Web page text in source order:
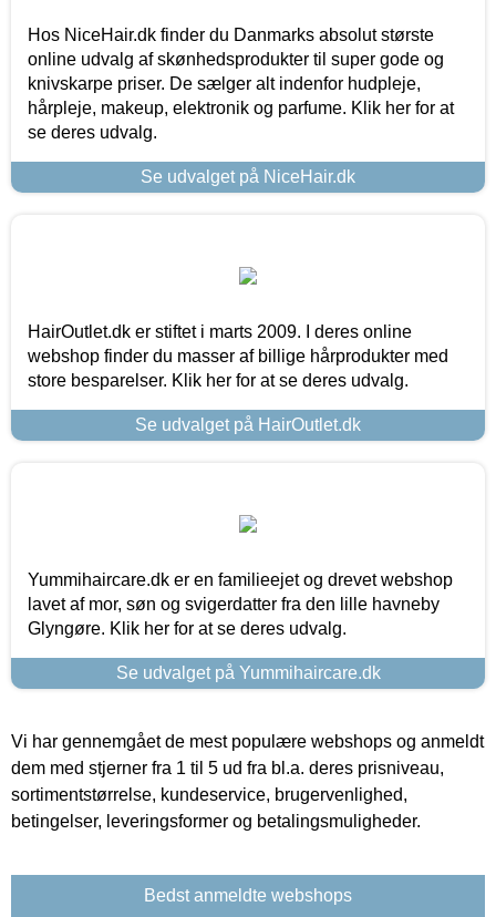
Hos NiceHair.dk finder du Danmarks absolut største
online udvalg af skønhedsprodukter til super gode og
knivskarpe priser. De sælger alt indenfor hudpleje,
hårpleje, makeup, elektronik og parfume. Klik her for at
se deres udvalg.
Se udvalget på NiceHair.dk
HairOutlet.dk er stiftet i marts 2009. I deres online
webshop finder du masser af billige hårprodukter med
store besparelser. Klik her for at se deres udvalg.
Se udvalget på HairOutlet.dk
Yummihaircare.dk er en familieejet og drevet webshop
lavet af mor, søn og svigerdatter fra den lille havneby
Glyngøre. Klik her for at se deres udvalg.
Se udvalget på Yummihaircare.dk
Vi har gennemgået de mest populære webshops og anmeldt
dem med stjerner fra 1 til 5 ud fra bl.a. deres prisniveau,
sortimentstørrelse, kundeservice, brugervenlighed,
betingelser, leveringsformer og betalingsmuligheder.
Bedst anmeldte webshops